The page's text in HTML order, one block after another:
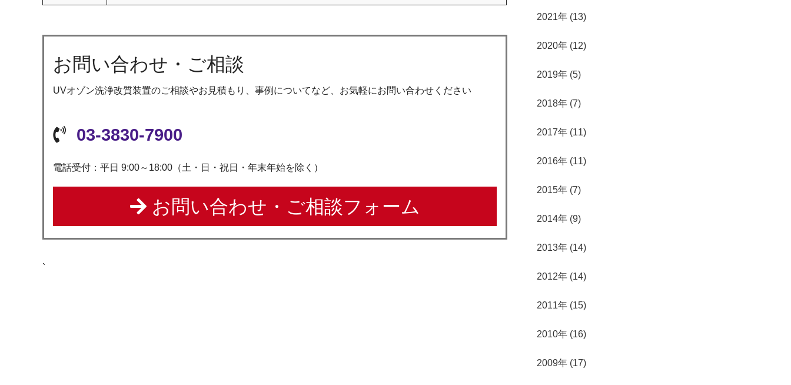
お問い合わせ・ご相談
UVオゾン洗浄改質装置のご相談やお見積もり、事例についてなど、お気軽にお問い合わせください
03-3830-7900
電話受付：平日 9:00～18:00（土・日・祝日・年末年始を除く）
お問い合わせ・ご相談フォーム
`
2021年 (13)
2020年 (12)
2019年 (5)
2018年 (7)
2017年 (11)
2016年 (11)
2015年 (7)
2014年 (9)
2013年 (14)
2012年 (14)
2011年 (15)
2010年 (16)
2009年 (17)